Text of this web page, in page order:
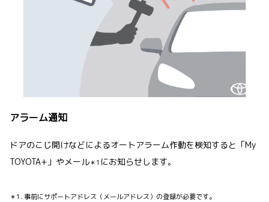
アラーム通知
ドアのこじ開けなどによるオートアラーム作動を検知すると「My
TOYOTA+」やメール＊1 にお知らせします。
＊1. 事前にサポートアドレス（メールアドレス）の登録が必要です。